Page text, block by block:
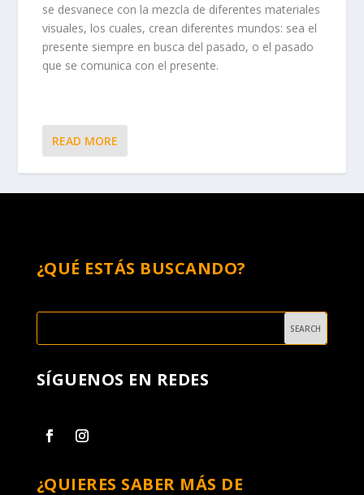
se desvanece con la mezcla de diferentes materiales
visuales, los cuales, crean diferentes mundos: sea el
presente siempre en busca del pasado, o el pasado
que se comunica con el presente.
READ MORE
¿QUÉ ESTÁS BUSCANDO?
SÍGUENOS EN REDES
¿QUIERES SABER MÁS DE